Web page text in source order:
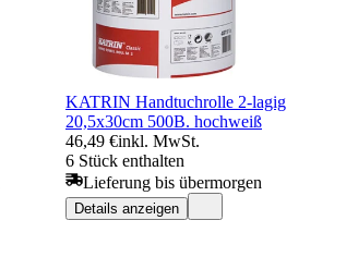
KATRIN Handtuchrolle 2-lagig
20,5x30cm 500B. hochweiß
46,49 €inkl. MwSt.
6 Stück enthalten
Lieferung bis übermorgen
Details anzeigen